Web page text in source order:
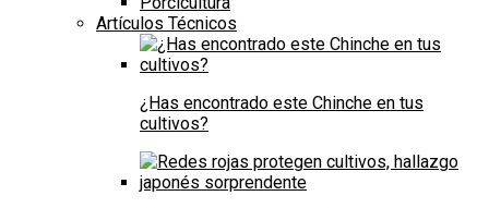
Artículos Técnicos
¿Has encontrado este Chinche en tus
cultivos?